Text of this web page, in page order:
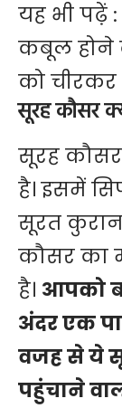
यह भी पढ़ें :
कबूल होने
को
सूरह कौसर
सूरहकौसर
है। इसमें
सूरत
कौसर का
है। आपको
अंदर एक
वजह से ये
पहुंचाने